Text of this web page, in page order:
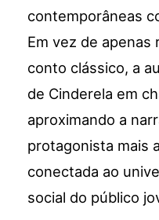
contemporâneas
Em vez de
conto clássico, a
de Cinderela em
aproximando a
protagonista mais
conectada ao
social do público